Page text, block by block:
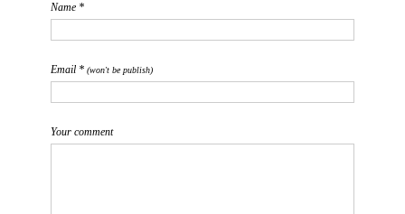
Name *
Email * (won't be publish)
Your comment